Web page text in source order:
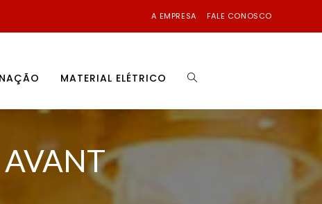
A EMPRESA FALE CONOSCO
MATERIAL ELÉTRICO